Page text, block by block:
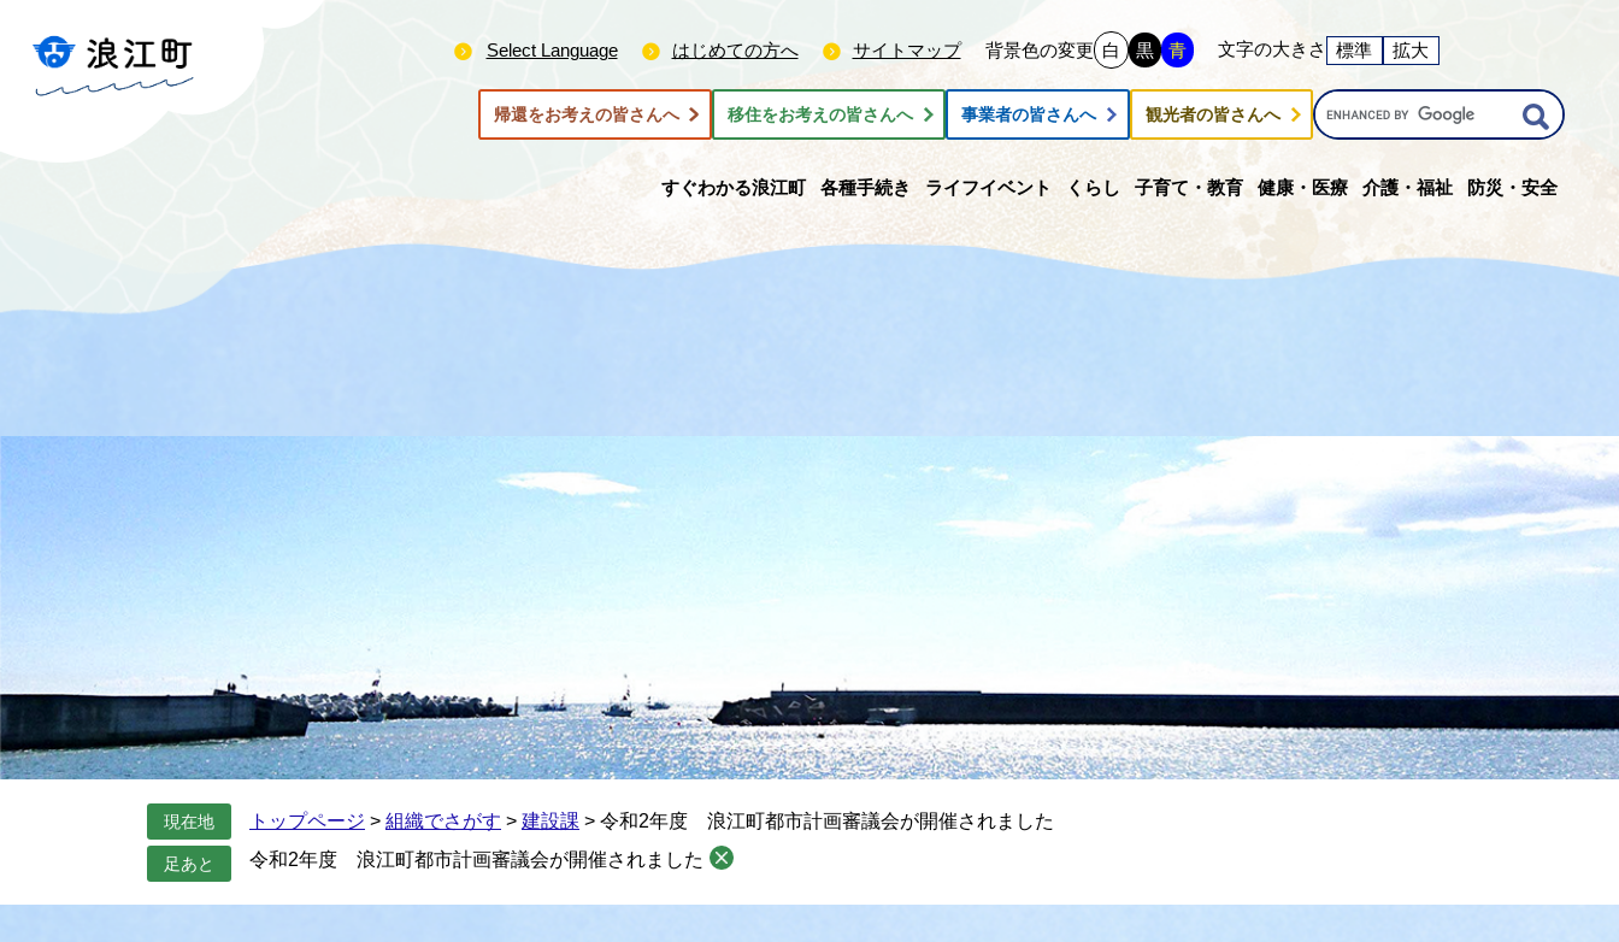
Select Language はじめての方へ サイトマップ 背景色の変更 白 黒 青 文字の大きさ 標準 拡大
帰還をお考えの皆さんへ 移住をお考えの皆さんへ 事業者の皆さんへ 観光者の皆さんへ
G
o
g
l
すぐわかる浪江町 各種手続き ライフイベント くらし 子育て・教育 健康・医療 介護・福祉 防災・安全
現在地 トップページ > 組織でさがす > 建設課 > 令和2年度 浪江町都市計画審議会が開催されました
足あと 令和2年度 浪江町都市計画審議会が開催されました